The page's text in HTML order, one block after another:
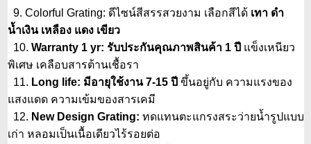
9. Colorful Grating: ดีไซน์สีสรรสวยงาม เลือกสีได้ เทา ดำ
น้ำเงิน เหลือง แดง เขียว
10. Warranty 1 yr: รับประกันคุณภาพสินค้า 1 ปี แข็งเหนียว
พิเศษ เคลือบสารต้านเชื้อรา
11. Long life: มีอายุใช้งาน 7-15 ปี ขึ้นอยู่กับ ความแรงของ
แสงแดด ความเข้มของสารเคมี
12. New Design Grating: ทดแทนตะแกรงสระว่ายน้ำรูปแบบ
เก่า หลอมเป็นเนื้อเดียวไร้รอยต่อ